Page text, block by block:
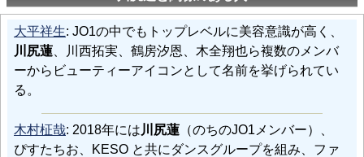
大平祥生: JO1の中でもトップレベルに美容意識が高く、
川尻蓮 、川西拓実、鶴房汐恩、木全翔也ら複数のメンバ
ーからビューティーアイコンとして名前を挙げられてい
る。
木村柾哉: 2018年には 川尻蓮 （のちのJO1メンバー）、
ぴすたちお、KESO と共にダンスグループを組み、ファ